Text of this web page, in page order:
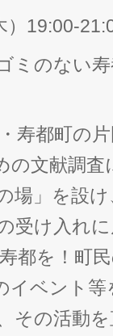
）19:00-
ミのない
寿都町の
の文献調
場」を設
受け入れ
都を！町
イベント
その活動